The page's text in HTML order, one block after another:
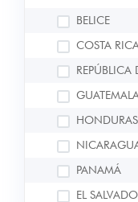
BELICE
COSTA
HONDURAS
PANAMÁ
EL